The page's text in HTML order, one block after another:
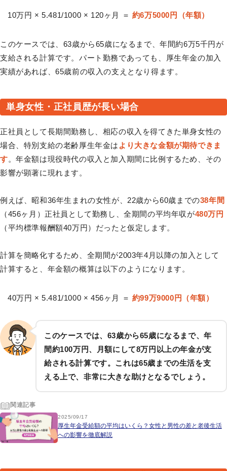
10万円 × 5.481/1000 × 120ヶ月 ＝ 約6万5000円（年額）
このケースでは、63歳から65歳になるまで、年間約6万5千円が
支給される計算です。パート勤務であっても、厚生年金の加入
実績があれば、65歳前の収入の支えとなり得ます。
単身女性・正社員歴が長い場合
正社員として長期間勤務し、相応の収入を得てきた単身女性の
場合、特別支給の老齢厚生年金は より大きな金額が期待できま
す。年金額は現役時代の収入と加入期間に比例するため、その
影響が顕著に現れます。
例えば、昭和36年生まれの女性が、22歳から60歳までの38年間
（456ヶ月）正社員として勤務し、全期間の平均年収が480万円
（平均標準報酬額40万円）だったと仮定します。
計算を簡略化するため、全期間が2003年4月以降の加入として
計算すると、年金額の概算は以下のようになります。
40万円 × 5.481/1000 × 456ヶ月 ＝ 約99万9000円（年額）
このケースでは、63歳から65歳になるまで、年
間約100万円、月額にして8万円以上の年金が支
給される計算です。これは65歳までの生活を支
える上で、非常に大きな助けとなるでしょう。
関連記事
2025/09/17
厚生年金受給額の平均はいくら？女性と男性の差と老後生活
への影響を徹底解説